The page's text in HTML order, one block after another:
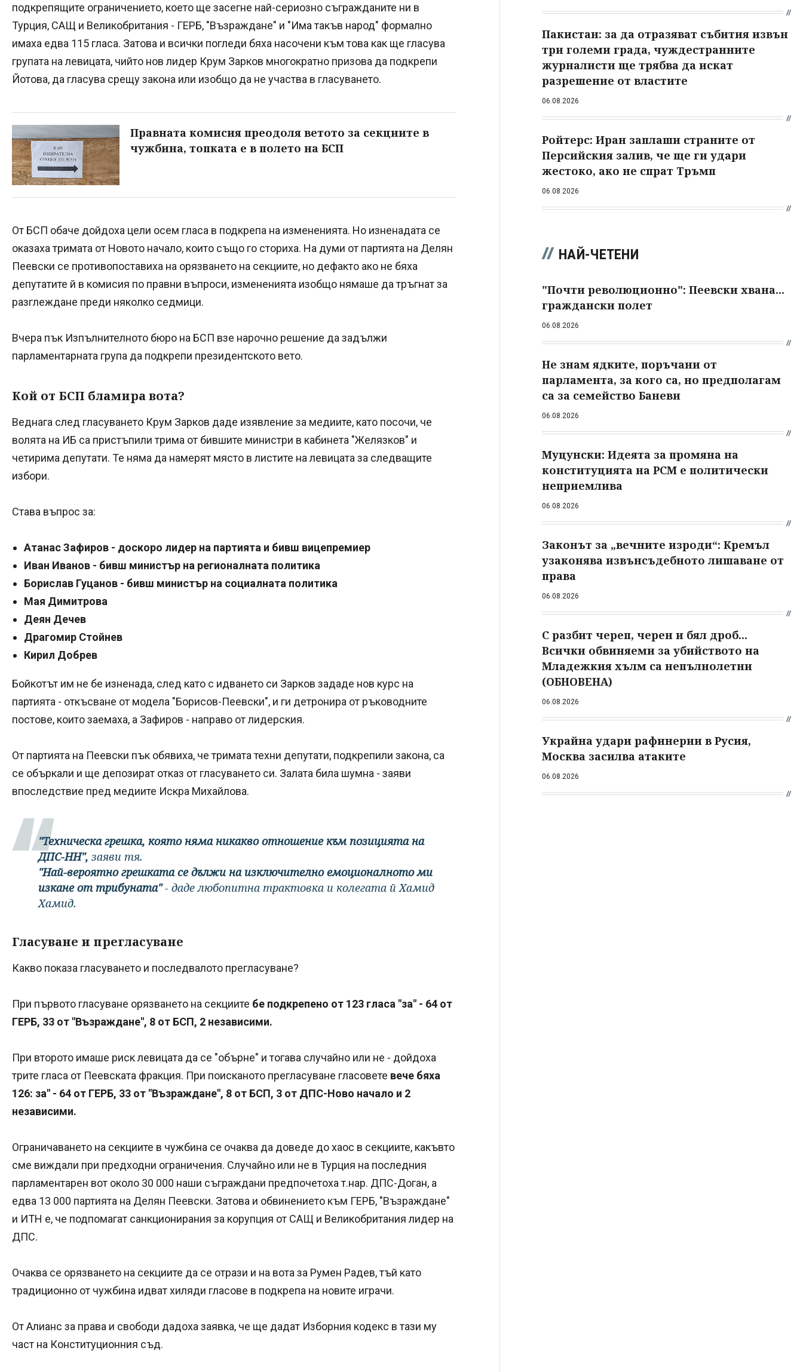
подкрепящите ограничението, което ще засегне най-сериозно съгражданите ни в
Турция, САЩ и Великобритания - ГЕРБ, "Възраждане" и "Има такъв народ" формално
имаха едва 115 гласа. Затова и всички погледи бяха насочени към това как ще гласува
групата на левицата, чийто нов лидер Крум Зарков многократно призова да подкрепи
Йотова, да гласува срещу закона или изобщо да не участва в гласуването.
Правната комисия преодоля ветото за секциите в
чужбина, топката е в полето на БСП
От БСП обаче дойдоха цели осем гласа в подкрепа на измененията. Но изненадата се
оказаха тримата от Новото начало, които също го сториха. На думи от партията на Делян
Пеевски се противопоставиха на орязването на секциите, но дефакто ако не бяха
депутатите й в комисия по правни въпроси, измененията изобщо нямаше да тръгнат за
разглеждане преди няколко седмици.
Вчера пък Изпълнителното бюро на БСП взе нарочно решение да задължи
парламентарната група да подкрепи президентското вето.
Кой от БСП бламира вота?
Веднага след гласуването Крум Зарков даде изявление за медиите, като посочи, че
волята на ИБ са пристъпили трима от бившите министри в кабинета "Желязков" и
четирима депутати. Те няма да намерят място в листите на левицата за следващите
избори.
Става въпрос за:
Атанас Зафиров - доскоро лидер на партията и бивш вицепремиер
Иван Иванов - бивш министър на регионалната политика
Борислав Гуцанов - бивш министър на социалната политика
Мая Димитрова
Деян Дечев
Драгомир Стойнев
Кирил Добрев
Бойкотът им не бе изненада, след като с идването си Зарков зададе нов курс на
партията - откъсване от модела "Борисов-Пеевски", и ги детронира от ръководните
постове, които заемаха, а Зафиров - направо от лидерския.
От партията на Пеевски пък обявиха, че тримата техни депутати, подкрепили закона, са
се объркали и ще депозират отказ от гласуването си. Залата била шумна - заяви
впоследствие пред медиите Искра Михайлова.
"Техническа грешка, която няма никакво отношение към позицията на
ДПС-НН", заяви тя.
"Най-вероятно грешката се дължи на изключително емоционалното ми
изкане от трибуната"- даде любопитна трактовка и колегата й Хамид
Хамид.
Гласуване и прегласуване
Какво показа гласуването и последвалото прегласуване?
При първото гласуване орязването на секциите бе подкрепено от 123 гласа "за" - 64 от
ГЕРБ, 33 от "Възраждане", 8 от БСП, 2 независими.
При второто имаше риск левицата да се "обърне" и тогава случайно или не - дойдоха
трите гласа от Пеевската фракция. При поисканото прегласуване гласовете вече бяха
126: за" - 64 от ГЕРБ, 33 от "Възраждане", 8 от БСП, 3 от ДПС-Ново начало и 2
независими.
Ограничаването на секциите в чужбина се очаква да доведе до хаос в секциите, какъвто
сме виждали при предходни ограничения. Случайно или не в Турция на последния
парламентарен вот около 30 000 наши съграждани предпочетоха т.нар. ДПС-Доган, а
едва 13 000 партията на Делян Пеевски. Затова и обвинението към ГЕРБ, "Възраждане"
и ИТН е, че подпомагат санкционирания за корупция от САЩ и Великобритания лидер на
ДПС.
Очаква се орязването на секциите да се отрази и на вота за Румен Радев, тъй като
традиционно от чужбина идват хиляди гласове в подкрепа на новите играчи.
От Алианс за права и свободи дадоха заявка, че ще дадат Изборния кодекс в тази му
част на Конституционния съд.
Пакистан: за да отразяват събития извън
три големи града, чуждестранните
журналисти ще трябва да искат
разрешение от властите
06.08.2026
Ройтерс: Иран заплаши страните от
Персийския залив, че ще ги удари
жестоко, ако не спрат Тръмп
06.08.2026
НАЙ-ЧЕТЕНИ
"Почти революционно": Пеевски хвана...
граждански полет
06.08.2026
Не знам ядките, поръчани от
парламента, за кого са, но предполагам
са за семейство Баневи
06.08.2026
Муцунски: Идеята за промяна на
конституцията на РСМ е политически
неприемлива
06.08.2026
Законът за „вечните изроди“: Кремъл
узаконява извънсъдебното лишаване от
права
06.08.2026
С разбит череп, черен и бял дроб...
Всички обвиняеми за убийството на
Младежкия хълм са непълнолетни
(ОБНОВЕНА)
06.08.2026
Украйна удари рафинерии в Русия,
Москва засилва атаките
06.08.2026